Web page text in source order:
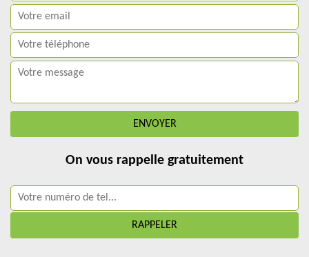
On vous rappelle gratuitement